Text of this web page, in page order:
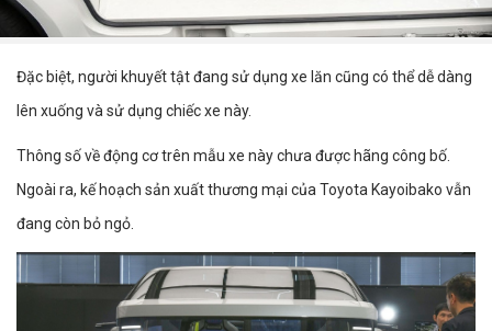
Đặc biệt, người khuyết tật đang sử dụng xe lăn cũng có thể dễ dàng
lên xuống và sử dụng chiếc xe này.
Thông số về động cơ trên mẫu xe này chưa được hãng công bố.
Ngoài ra, kế hoạch sản xuất thương mại của Toyota Kayoibako vẫn
đang còn bỏ ngỏ.